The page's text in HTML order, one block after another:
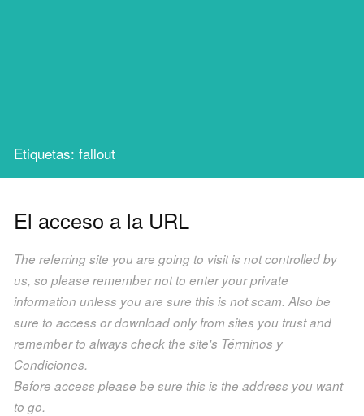
Etiquetas: fallout
El acceso a la URL
The referring site you are going to visit is not controlled by
us, so please remember not to enter your private
information unless you are sure this is not scam. Also be
sure to access or download only from sites you trust and
remember to always check the site's Términos y
Condiciones.
Before access please be sure this is the address you want
to go.